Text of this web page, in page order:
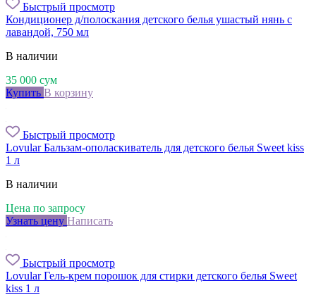
Быстрый просмотр
Кондиционер д/полоскания детского белья ушастый нянь с
лавандой, 750 мл
В наличии
35 000 сум
Купить В корзину
Быстрый просмотр
Lovular Бальзам-ополаскиватель для детского белья Sweet kiss
1 л
В наличии
Цена по запросу
Узнать цену Написать
Быстрый просмотр
Lovular Гель-крем порошок для стирки детского белья Sweet
kiss 1 л